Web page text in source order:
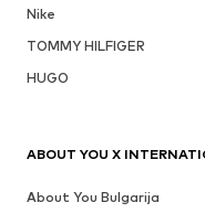
Nike
TOMMY HILFIGER
HUGO
ABOUT YOU X
About You Bulgarija